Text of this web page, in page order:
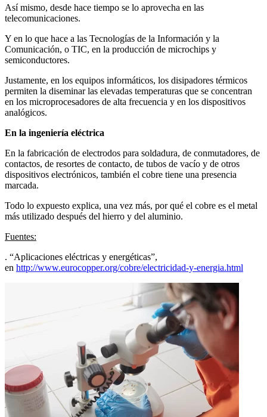
Así mismo, desde hace tiempo se lo aprovecha en las
telecomunicaciones.
Y en lo que hace a las Tecnologías de la Información y la
Comunicación, o TIC, en la producción de microchips y
semiconductores.
Justamente, en los equipos informáticos, los disipadores térmicos
permiten la diseminar las elevadas temperaturas que se concentran
en los microprocesadores de alta frecuencia y en los dispositivos
analógicos.
En la ingeniería eléctrica
En la fabricación de electrodos para soldadura, de conmutadores, de
contactos, de resortes de contacto, de tubos de vacío y de otros
dispositivos electrónicos, también el cobre tiene una presencia
marcada.
Todo lo expuesto explica, una vez más, por qué el cobre es el metal
más utilizado después del hierro y del aluminio.
Fuentes:
. “Aplicaciones eléctricas y energéticas”,
en http://www.eurocopper.org/cobre/electricidad-y-energia.html